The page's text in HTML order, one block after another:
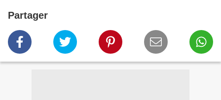
Partager